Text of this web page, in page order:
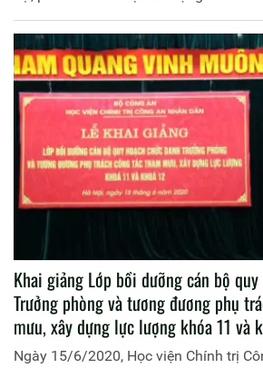
còn có đại diện lãnh đạo các đơn vị
học viên Lào khóa D4, D5, D6 cùng
chính quy thuộc Học viện.
Khai giảng Lớp bồi dưỡng cán bộ
Trưởng phòng và tương đương phụ
mưu, xây dựng lực lượng khóa 11 và
Ngày 15/6/2020, Học viện Chính trị